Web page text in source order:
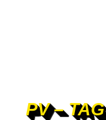
PV – TAG